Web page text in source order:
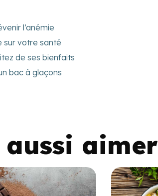
l’anémie
sur votre santé
de ses bienfaits
bac à glaçons
aimer